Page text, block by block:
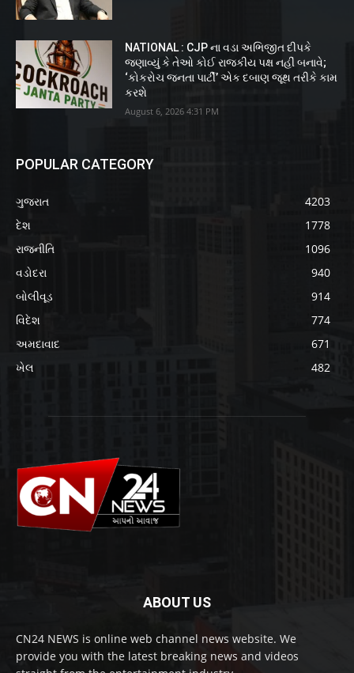
NATIONAL : CJP ના વડા અભિજીત દીપકે
જણાવ્યું કે તેઓ કોઈ રાજકીય પક્ષ નહીં બનાવે;
‘કોકરોચ જનતા પાર્ટી’ એક દબાણ જૂથ તરીકે કામ
કરશે
August 6, 2026 4:31 PM
POPULAR CATEGORY
ગુજરાત
4203
દેશ
1778
રાજનીતિ
1096
વડોદરા
940
બોલીવૂડ
914
વિદેશ
774
અમદાવાદ
671
ખેલ
482
ABOUT US
CN24 NEWS is online web channel news website. We
provide you with the latest breaking news and videos